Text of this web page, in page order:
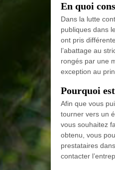
En quoi
Dans la lutte
publiques dans
ont pris
l’abattage au
rongés par une
exception au
Pourquoi
Afin que vous
tourner vers un
vous souhaitez
obtenu, vous
prestataires
contacter